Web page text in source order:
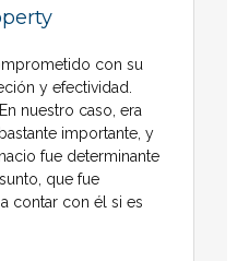
con su
y efectividad.
nuestro caso, era
importante, y
fue determinante
que fue
contar con él si es